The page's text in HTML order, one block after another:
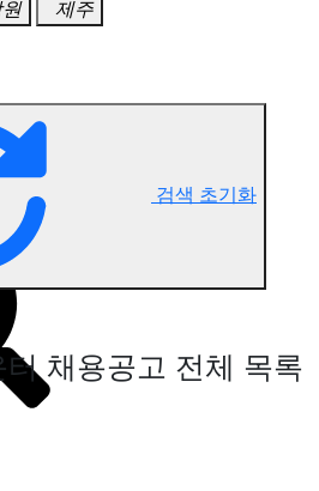
제주
검색 초기화
채용공고 전체 목록